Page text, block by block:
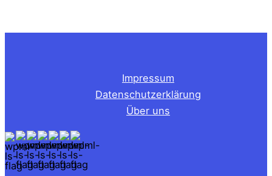
Impressum
Datenschutzerklärung
Über uns